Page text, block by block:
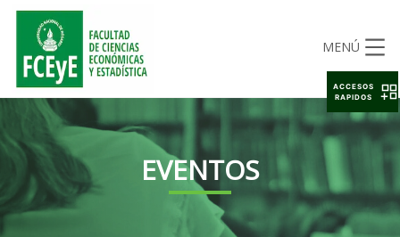
MENÚ
EVENTOS
ACCESOS
RAPIDOS